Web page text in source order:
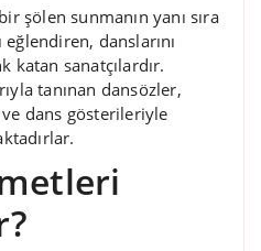
şölen sunmanın yanı sıra
danslarını
katan sanatçılardır.
tanınan dansözler,
dans gösterileriyle